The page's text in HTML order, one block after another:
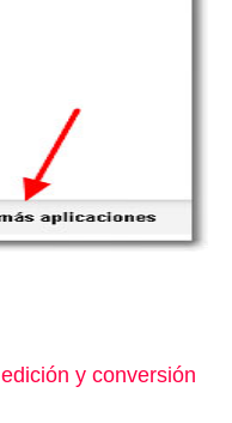
edición y conversión